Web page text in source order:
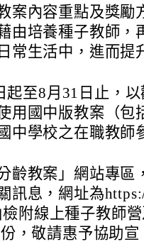
案內容重點及獎勵
由培養種子教師，
常生活中，進而提
起至8月31日止，以
用國中版教案（包
中學校之在職教師
齡教案」網站專區
訊息，網址為
附線上種子教師營
，敬請惠予協助宣